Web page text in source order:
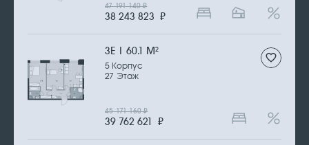
38 243 823 ₽
47 191 140₽
3Е | 60.1 М2
5 Корпус
27 Этаж
39 762 621 ₽
45 171 160₽